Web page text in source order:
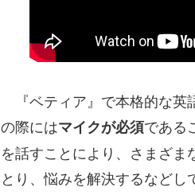
『ベティア』で本格的な英
の際にはマイクが必須である
を話すことにより、さまざ
とり、悩みを解決するなど